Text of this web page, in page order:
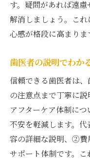
流れ
歯医者選び
歯医者で追
る
歯医者で納
歯根膜腔拡大の
歯医者が解
歯医者で分
す。疑問があれば遠
解消しましょう。こ
心感が格段に高まりま
歯医者の説明でわか
信頼できる歯医者は
の注意点まで丁寧に
アフターケア体制に
不安を軽減します。
容の詳細な説明、②
サポート体制です。